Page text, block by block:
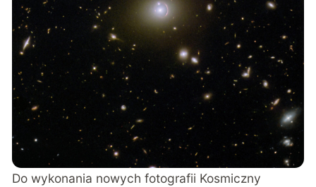
Do wykonania nowych fotografii Kosmiczny